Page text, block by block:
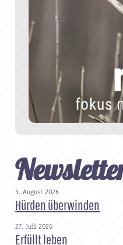
3. August 2026
Hürden überwinden
27. Juli 2026
Erfüllt leben